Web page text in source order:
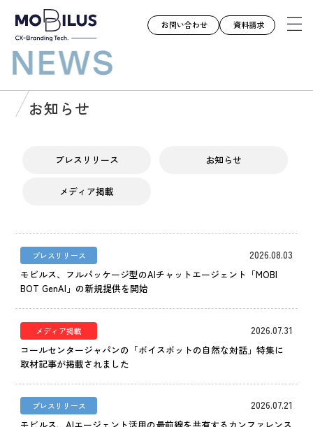
モビルスとは
導入事例
お知らせ
お役立ち資料
会社案内
採用情報
IR情報
CX向上情報サイト
お問い合わせ 資料請求
お知らせ
プレスリリース お知らせ
メディア掲載
プレスリリース 2026.08.03
モビルス、フルパッケージ型のAIチャットエージェント「MOBI
BOT GenAI」の新規提供を開始
メディア掲載 2026.07.31
コールセンタージャパンの「ボイスボットの自然な対話」特集に
取材記事が掲載されました
プレスリリース 2026.07.21